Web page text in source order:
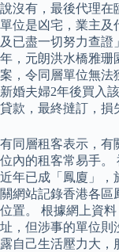
說沒有，最後代理在
單位是凶宅，業主及
及已盡一切努力查證
年，元朗洪水橋雅珊
案，令同層單位無法
新婚夫婦2年後買入
貸款，最終撻訂，損
有同層租客表示，有
位內的租客常易手。
近年已成「鳳廈」，
關網站記錄香港各區
位置。 根據網上資
址，但涉事的單位則
露自己生活壓力大，